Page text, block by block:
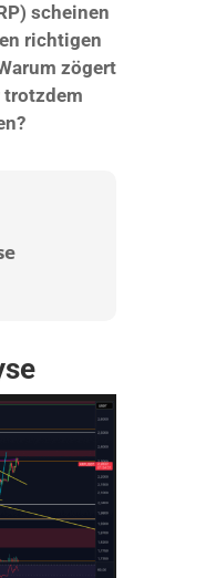
scheinen
richtigen
zögert
trotzdem